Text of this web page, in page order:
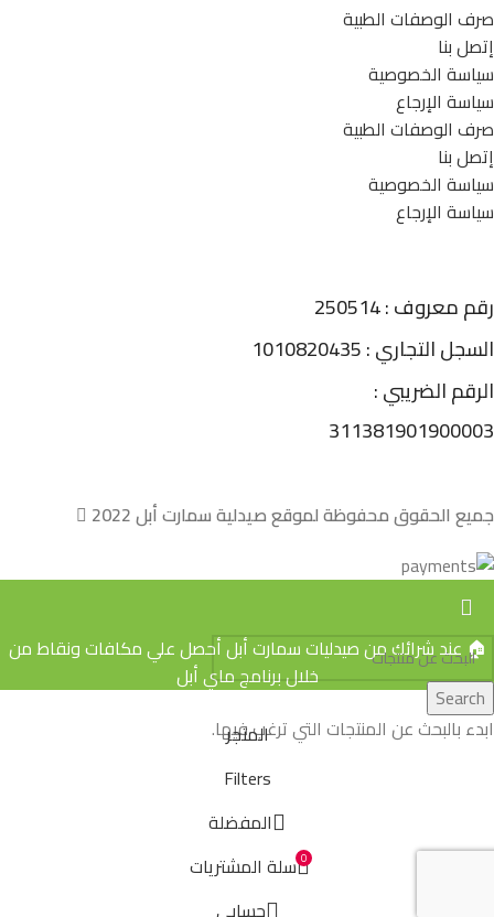
صرف الوصفات الطبية
إتصل بنا
سياسة الخصوصية
سياسة الإرجاع
صرف الوصفات الطبية
إتصل بنا
سياسة الخصوصية
سياسة الإرجاع
رقم معروف : 250514
السجل التجاري : 1010820435
الرقم الضريبي :
311381901900003
جميع الحقوق محفوظة لموقع صيدلية سمارت أبل 2022
Search
ابدء بالبحث عن المنتجات التي ترغب فيها.
🏠 عند شرائك من صيدليات سمارت أبل أحصل علي مكافات ونقاط من
خلال برنامج ماي أبل
المتجر
Filters
المفضلة
0 سلة المشتريات
حسابي